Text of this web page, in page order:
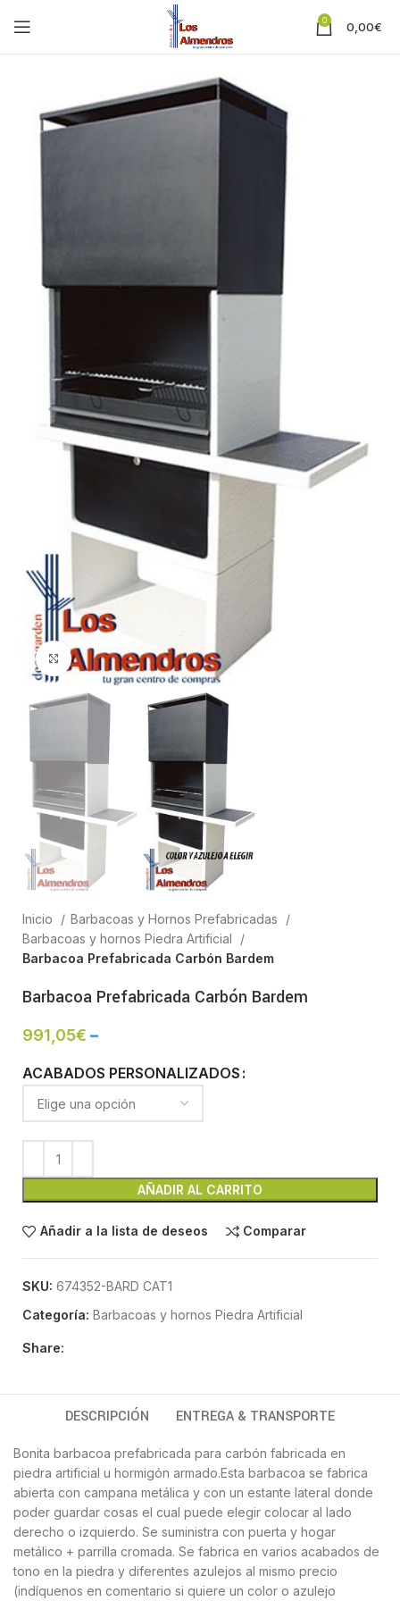
0 0,00€
Clic para ampliar
Inicio
Barbacoas y Hornos Prefabricadas
Barbacoas y hornos Piedra Artificial
Barbacoa Prefabricada Carbón Bardem
Barbacoa Prefabricada Carbón Bardem
991,05€ –
ACABADOS PERSONALIZADOS
AÑADIR AL CARRITO
Añadir a la lista de deseos Comparar
SKU: 674352-BARD CAT1
Categoría: Barbacoas y hornos Piedra Artificial
Share:
DESCRIPCIÓN ENTREGA & TRANSPORTE
Bonita barbacoa prefabricada para carbón fabricada en
piedra artificial u hormigón armado.Esta barbacoa se fabrica
abierta con campana metálica y con un estante lateral donde
poder guardar cosas el cual puede elegir colocar al lado
derecho o izquierdo. Se suministra con puerta y hogar
metálico + parrilla cromada. Se fabrica en varios acabados de
tono en la piedra y diferentes azulejos al mismo precio
(indíquenos en comentario si quiere un color o azulejo